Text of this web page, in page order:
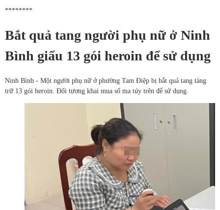
********
Bắt quả tang người phụ nữ ở Ninh
Bình giấu 13 gói heroin để sử dụng
Ninh Bình - Một người phụ nữ ở phường Tam Điệp bị bắt quả tang tàng
trữ 13 gói heroin. Đối tượng khai mua số ma túy trên để sử dụng.